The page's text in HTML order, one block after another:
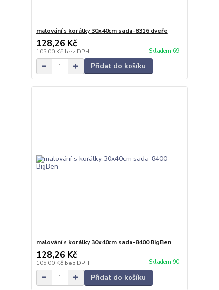
malování s korálky 30x40cm sada-8316 dveře
128,26 Kč
106,00 Kč bez DPH Skladem 69
Přidat do košíku
malování s korálky 30x40cm sada-8400 BigBen
128,26 Kč
106,00 Kč bez DPH Skladem 90
Přidat do košíku